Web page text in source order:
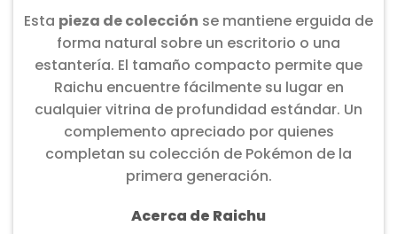
Esta pieza de colección se mantiene erguida de
forma natural sobre un escritorio o una
estantería. El tamaño compacto permite que
Raichu encuentre fácilmente su lugar en
cualquier vitrina de profundidad estándar. Un
complemento apreciado por quienes
completan su colección de Pokémon de la
primera generación.
Acerca de Raichu